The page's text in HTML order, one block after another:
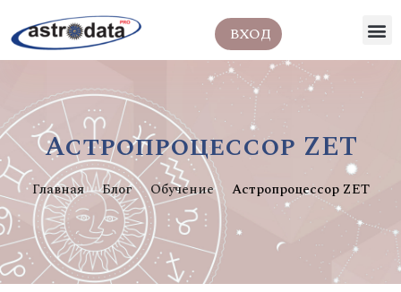
ВХОД
Астропроцессор ZET
Главная Блог Обучение Астропроцессор ZET